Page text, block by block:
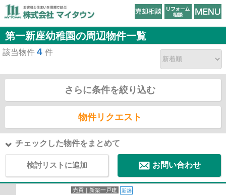
第一新座幼稚園の周辺物件一覧
該当物件 4 件
さらに条件を絞り込む
物件リクエスト
チェックした物件をまとめて
検討リストに追加 お問い合わせ
売買｜新築一戸建 新築